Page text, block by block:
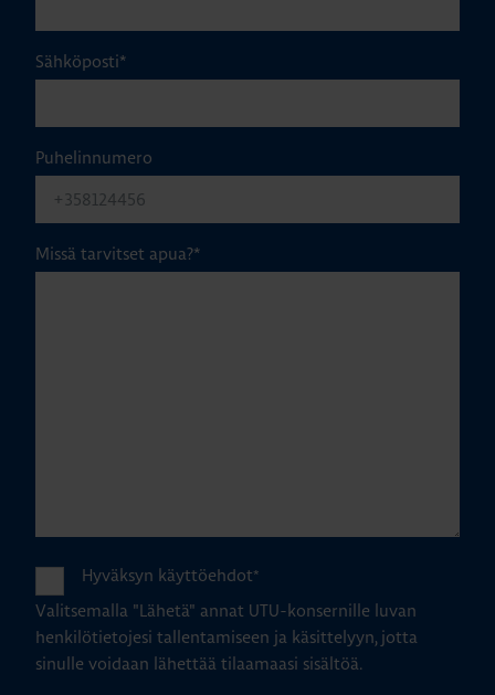
Sähköposti*
Puhelinnumero
Missä tarvitset apua?*
Hyväksyn käyttöehdot*
Valitsemalla "Lähetä" annat UTU-konsernille luvan
henkilötietojesi tallentamiseen ja käsittelyyn, jotta
sinulle voidaan lähettää tilaamaasi sisältöä.